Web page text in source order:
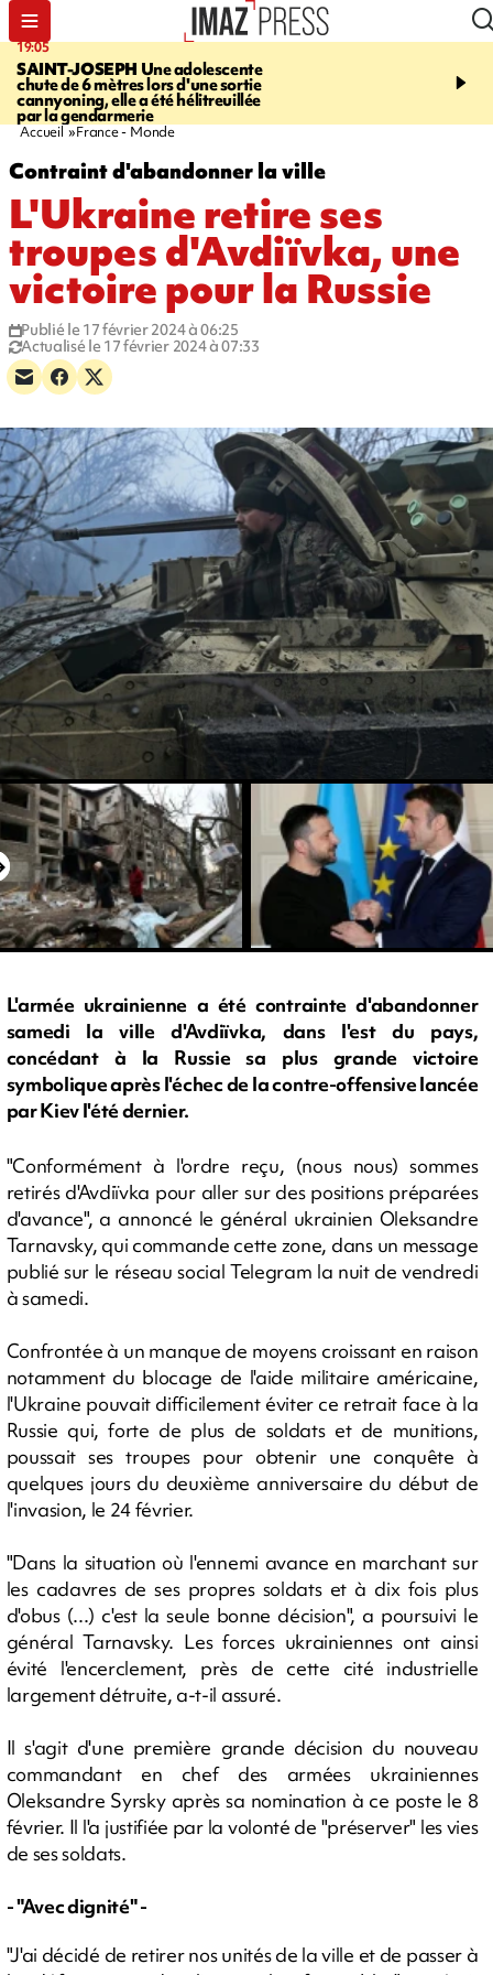
19:05
SAINT-JOSEPH Une adolescente
chute de 6 mètres lors d'une sortie
cannyoning, elle a été hélitreuillée
par la gendarmerie
20:44
rouée de coups,
Accueil France - Monde
Contraint d'abandonner la ville
L'Ukraine retire ses
troupes d'Avdiïvka, une
victoire pour la Russie
Publié le 17 février 2024 à 06:25
Actualisé le 17 février 2024 à 07:33
L'armée ukrainienne a été contrainte d'abandonner
samedi la ville d'Avdiïvka, dans l'est du pays,
concédant à la Russie sa plus grande victoire
symbolique après l'échec de la contre-offensive lancée
par Kiev l'été dernier.
"Conformément à l'ordre reçu, (nous nous) sommes
retirés d'Avdiïvka pour aller sur des positions préparées
d'avance", a annoncé le général ukrainien Oleksandre
Tarnavsky, qui commande cette zone, dans un message
publié sur le réseau social Telegram la nuit de vendredi
à samedi.
Confrontée à un manque de moyens croissant en raison
notamment du blocage de l'aide militaire américaine,
l'Ukraine pouvait difficilement éviter ce retrait face à la
Russie qui, forte de plus de soldats et de munitions,
poussait ses troupes pour obtenir une conquête à
quelques jours du deuxième anniversaire du début de
l'invasion, le 24 février.
"Dans la situation où l'ennemi avance en marchant sur
les cadavres de ses propres soldats et à dix fois plus
d'obus (...) c'est la seule bonne décision", a poursuivi le
général Tarnavsky. Les forces ukrainiennes ont ainsi
évité l'encerclement, près de cette cité industrielle
largement détruite, a-t-il assuré.
Il s'agit d'une première grande décision du nouveau
commandant en chef des armées ukrainiennes
Oleksandre Syrsky après sa nomination à ce poste le 8
février. Il l'a justifiée par la volonté de "préserver" les vies
de ses soldats.
- "Avec dignité" -
"J'ai décidé de retirer nos unités de la ville et de passer à